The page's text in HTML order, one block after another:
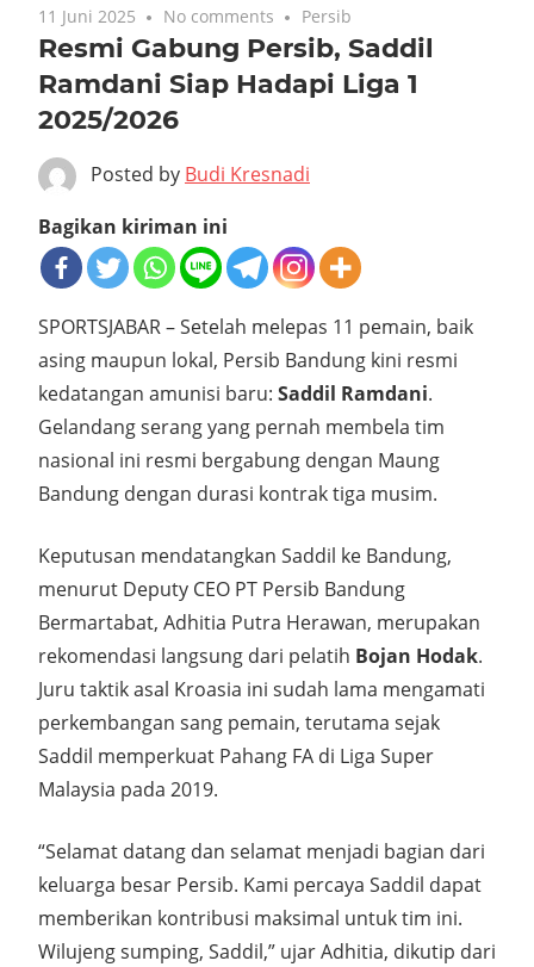
11 Juni 2025 No comments Persib
Resmi Gabung Persib, Saddil
Ramdani Siap Hadapi Liga 1
2025/2026
Posted by Budi Kresnadi
Bagikan kiriman ini
SPORTSJABAR – Setelah melepas 11 pemain, baik
asing maupun lokal, Persib Bandung kini resmi
kedatangan amunisi baru: Saddil Ramdani.
Gelandang serang yang pernah membela tim
nasional ini resmi bergabung dengan Maung
Bandung dengan durasi kontrak tiga musim.
Keputusan mendatangkan Saddil ke Bandung,
menurut Deputy CEO PT Persib Bandung
Bermartabat, Adhitia Putra Herawan, merupakan
rekomendasi langsung dari pelatih Bojan Hodak.
Juru taktik asal Kroasia ini sudah lama mengamati
perkembangan sang pemain, terutama sejak
Saddil memperkuat Pahang FA di Liga Super
Malaysia pada 2019.
“Selamat datang dan selamat menjadi bagian dari
keluarga besar Persib. Kami percaya Saddil dapat
memberikan kontribusi maksimal untuk tim ini.
Wilujeng sumping, Saddil,” ujar Adhitia, dikutip dari